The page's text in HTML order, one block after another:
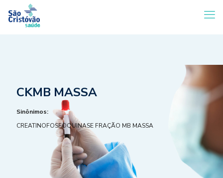
CKMB MASSA
Sinônimos:
CREATINOFOSFOQUINASE FRAÇÃO MB MASSA